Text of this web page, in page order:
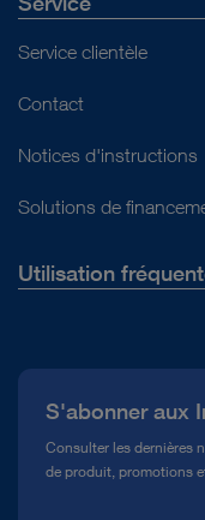
Service clientèle
Contact
Notices d'instructions
Solutions de
Utilisation
Service télé-
Médiathèque
S'abonner aux
Consulter les dernières
de produit, promotions